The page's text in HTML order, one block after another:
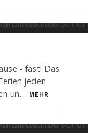
- fast! Das
jeden
un... MEHR